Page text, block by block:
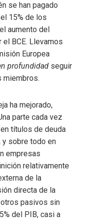
se han pagado
15% de los
aumento del
BCE. Llevamos
Europea
profundidad seguir
miembros.
ha mejorado,
parte cada vez
títulos de deuda
y sobre todo en
empresas
relativamente
de la
directa de la
pasivos sin
del PIB, casi a